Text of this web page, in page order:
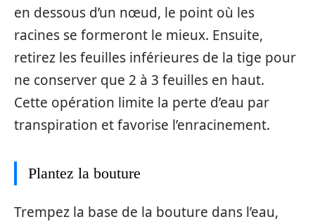
en dessous d’un nœud, le point où les
racines se formeront le mieux. Ensuite,
retirez les feuilles inférieures de la tige pour
ne conserver que 2 à 3 feuilles en haut.
Cette opération limite la perte d’eau par
transpiration et favorise l’enracinement.
Plantez la bouture
Trempez la base de la bouture dans l’eau,